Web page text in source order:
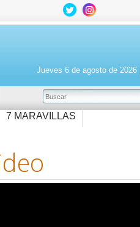
Jueves 6 de agosto de 2026 |
BUSCAR
7 MARAVILLAS